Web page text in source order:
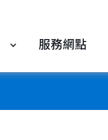
服務網點